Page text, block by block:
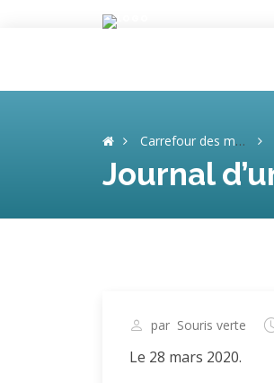
Carrefour des mémoires
Journal
par Souris verte
Le 28 mars 2020.